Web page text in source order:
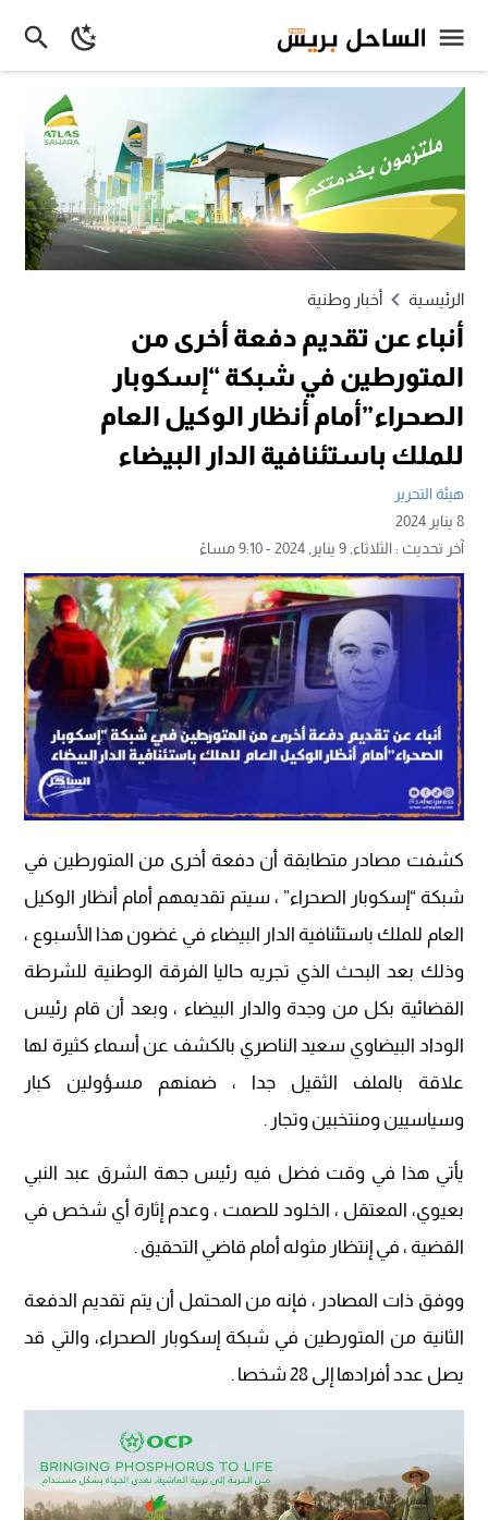
الرئيسية أخبار وطنية
أنباء عن تقديم دفعة أخرى من
المتورطين في شبكة “إسكوبار
الصحراء”أمام أنظار الوكيل العام
للملك باستئنافية الدار البيضاء
هيئة التحرير
8 يناير 2024
آخر تحديث :الثلاثاء, 9 يناير, 2024 - 9:10 مساءً
كشفت مصادر متطابقة أن دفعة أخرى من المتورطين في
شبكة “إسكوبار الصحراء” ، سيتم تقديمهم أمام أنظار الوكيل
العام للملك باستئنافية الدار البيضاء في غضون هذا الأسبوع ،
وذلك بعد البحث الذي تجريه حاليا الفرقة الوطنية للشرطة
القضائية بكل من وجدة والدار البيضاء ، وبعد أن قام رئيس
الوداد البيضاوي سعيد الناصري بالكشف عن أسماء كثيرة لها
علاقة بالملف الثقيل جدا ، ضمنهم مسؤولين كبار
وسياسيين ومنتخبين وتجار .
يأتي هذا في وقت فضل فيه رئيس جهة الشرق عبد النبي
بعيوي، المعتقل ، الخلود للصمت ، وعدم إثارة أي شخص في
القضية ، في إنتظار مثوله أمام قاضي التحقيق .
ووفق ذات المصادر ، فإنه من المحتمل أن يتم تقديم الدفعة
الثانية من المتورطين في شبكة إسكوبار الصحراء، والتي قد
يصل عدد أفرادها إلى 28 شخصا .